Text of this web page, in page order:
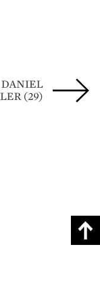
DANIEL
(29)